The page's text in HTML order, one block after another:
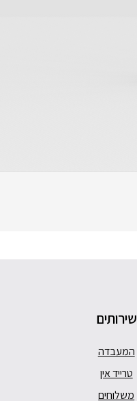
שירותים
המעבדה
טרייד אין
משלוחים